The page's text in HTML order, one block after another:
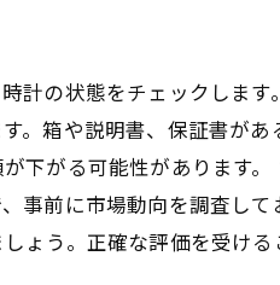
計の状態をチェックしま
。箱や説明書、保証書が
下がる可能性があります
事前に市場動向を調査し
ょう。正確な評価を受け